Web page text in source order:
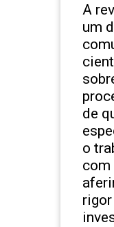
A
um
de
o
com